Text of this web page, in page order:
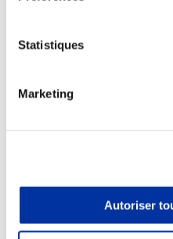
Statistiques
Marketing
Autoriser
Elevage
Transport –